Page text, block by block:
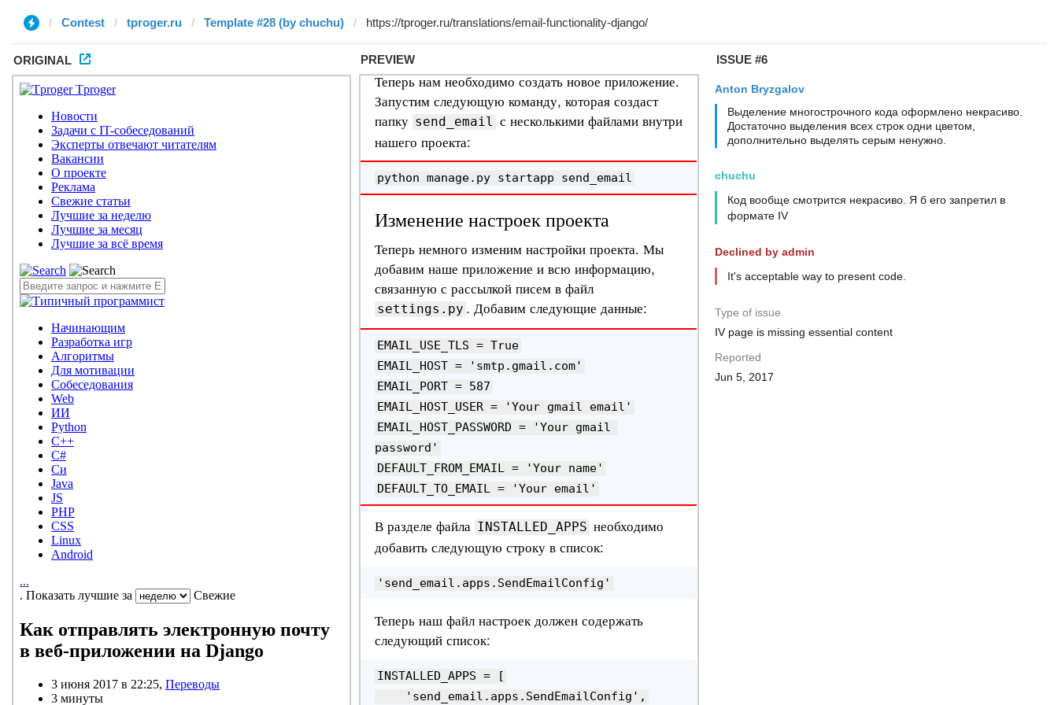
Contest tproger.ru Template #28 (by chuchu)
ORIGINAL PREVIEW ISSUE #6
Anton Bryzgalov
Выделение многострочного кода оформлено некрасиво.
Достаточно выделения всех строк одни цветом,
дополнительно выделять серым ненужно.
chuchu
Код вообще смотрится некрасиво. Я б его запретил в
формате IV
Declined by admin
It's acceptable way to present code.
Type of issue
IV page is missing essential content
Reported
Jun 5, 2017